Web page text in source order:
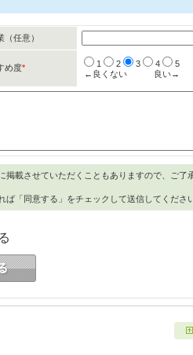
（任意）
め度* 1 2 3 4
5
←良くない
良い→
載させていただくこともありますので、ご了
ば「同意する」をチェックして送信してください